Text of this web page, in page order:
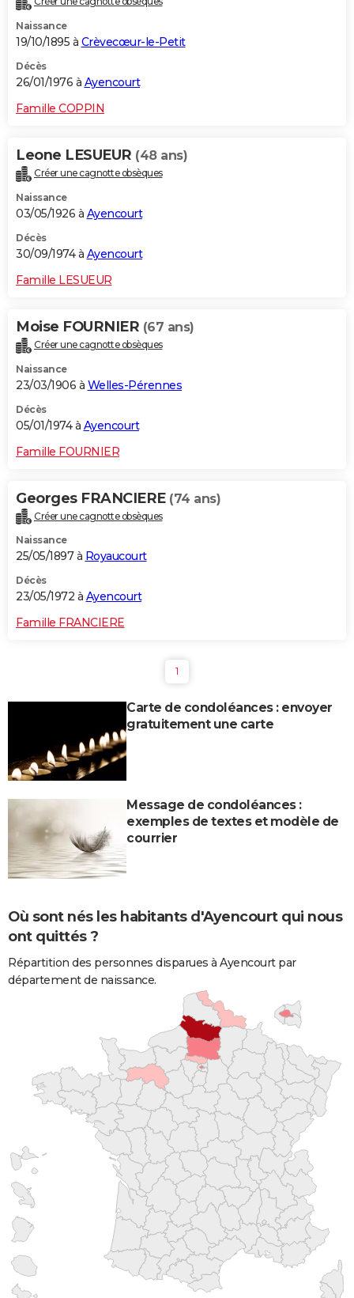
Naissance
19/10/1895 à Crèvecœur-le-Petit
Décès
26/01/1976 à Ayencourt
Famille COPPIN
Leone LESUEUR (48 ans)
Créer une cagnotte obsèques
Naissance
03/05/1926 à Ayencourt
Décès
30/09/1974 à Ayencourt
Famille LESUEUR
Moise FOURNIER (67 ans)
Créer une cagnotte obsèques
Naissance
23/03/1906 à Welles-Pérennes
Décès
05/01/1974 à Ayencourt
Famille FOURNIER
Georges FRANCIERE (74 ans)
Créer une cagnotte obsèques
Naissance
25/05/1897 à Royaucourt
Décès
23/05/1972 à Ayencourt
Famille FRANCIERE
1
Carte de condoléances : envoyer
gratuitement une carte
Message de condoléances :
exemples de textes et modèle de
courrier
Où sont nés les habitants d'Ayencourt qui nous
ont quittés ?
Répartition des personnes disparues à Ayencourt par
département de naissance.